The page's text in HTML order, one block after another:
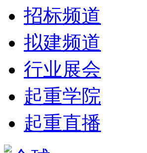
招标频道
拟建频道
行业展会
起重学院
起重直播